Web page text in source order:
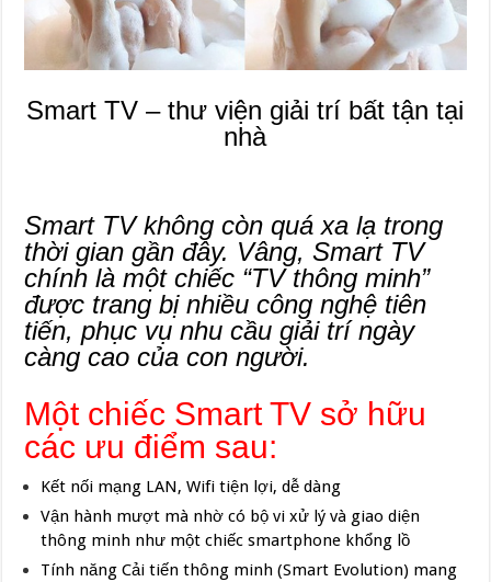
Smart TV – thư viện giải trí bất tận tại
nhà
Smart TV không còn quá xa lạ trong
thời gian gần đây. Vâng, Smart TV
chính là một chiếc “TV thông minh”
được trang bị nhiều công nghệ tiên
tiến, phục vụ nhu cầu giải trí ngày
càng cao của con người.
Một chiếc Smart TV sở hữu
các ưu điểm sau:
Kết nối mạng LAN, Wifi tiện lợi, dễ dàng
Vận hành mượt mà nhờ có bộ vi xử lý và giao diện
thông minh như một chiếc smartphone khổng lồ
Tính năng Cải tiến thông minh (Smart Evolution) mang